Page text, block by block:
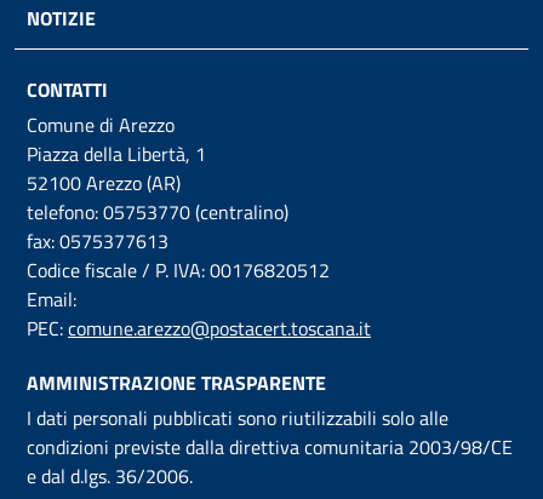
NOTIZIE
CONTATTI
Comune di Arezzo
Piazza della Libertà, 1
52100 Arezzo (AR)
telefono: 05753770 (centralino)
fax: 0575377613
Codice fiscale / P. IVA: 00176820512
Email:
PEC:comune.arezzo@postacert.toscana.it
AMMINISTRAZIONE TRASPARENTE
I dati personali pubblicati sono riutilizzabili solo alle
condizioni previste dalla direttiva comunitaria 2003/98/CE
e dal d.lgs. 36/2006.